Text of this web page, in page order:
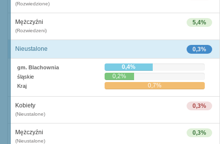
(Rozwiedzione)
5,4%
Mężczyźni
(Rozwiedzeni)
0,3%
Nieustalone
gm. Blachownia 0,4%
śląskie 0,2%
Kraj 0,7%
0,3%
Kobiety
(Nieustalone)
0,3%
Mężczyźni
(Nieustalone)